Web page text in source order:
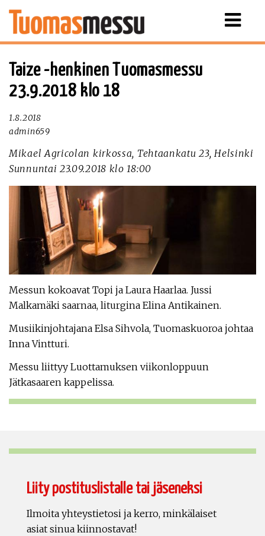
Näytä
Taize -henkinen Tuomasmessu
23.9.2018 klo 18
1.8.2018
admin659
Mikael Agricolan kirkossa, Tehtaankatu 23, Helsinki
Sunnuntai 23.09.2018 klo 18:00
Messun kokoavat Topi ja Laura Haarlaa. Jussi
Malkamäki saarnaa, liturgina Elina Antikainen.
Musiikinjohtajana Elsa Sihvola, Tuomaskuoroa johtaa
Inna Vintturi.
Messu liittyy Luottamuksen viikonloppuun
Jätkasaaren kappelissa.
Liity postituslistalle tai jäseneksi
Ilmoita yhteystietosi ja kerro, minkälaiset
asiat sinua kiinnostavat!